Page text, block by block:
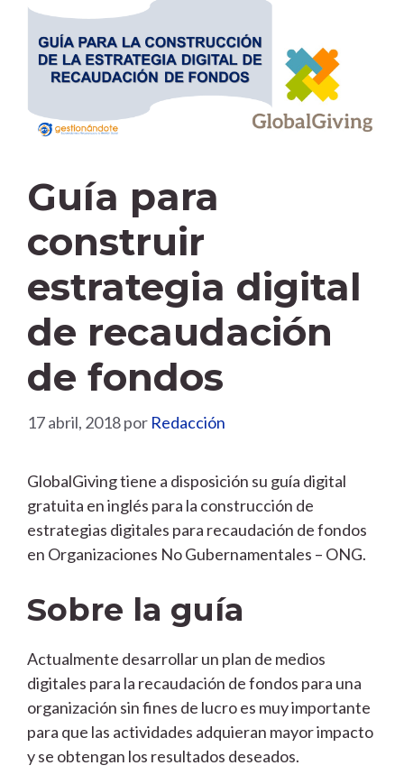
Guía para
construir
estrategia digital
de recaudación
de fondos
17 abril, 2018por Redacción
GlobalGiving tiene a disposición su guía digital
gratuita en inglés para la construcción de
estrategias digitales para recaudación de fondos
en Organizaciones No Gubernamentales – ONG.
Sobre la guía
Actualmente desarrollar un plan de medios
digitales para la recaudación de fondos para una
organización sin fines de lucro es muy importante
para que las actividades adquieran mayor impacto
y se obtengan los resultados deseados.